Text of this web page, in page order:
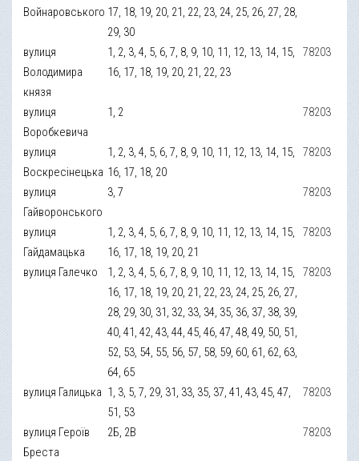
Войнаровського 17, 18, 19, 20, 21, 22, 23, 24, 25, 26, 27, 28,
29, 30
вулиця
Володимира
князя
1, 2, 3, 4, 5, 6, 7, 8, 9, 10, 11, 12, 13, 14, 15,
16, 17, 18, 19, 20, 21, 22, 23
78203
вулиця
Воробкевича
1, 2 78203
вулиця
Воскресінецька
1, 2, 3, 4, 5, 6, 7, 8, 9, 10, 11, 12, 13, 14, 15,
16, 17, 18, 20
78203
вулиця
Гайворонського
3, 7 78203
вулиця
Гайдамацька
1, 2, 3, 4, 5, 6, 7, 8, 9, 10, 11, 12, 13, 14, 15,
16, 17, 18, 19, 20, 21
78203
вулиця Галечко
1, 2, 3, 4, 5, 6, 7, 8, 9, 10, 11, 12, 13, 14, 15,
16, 17, 18, 19, 20, 21, 22, 23, 24, 25, 26, 27,
28, 29, 30, 31, 32, 33, 34, 35, 36, 37, 38, 39,
40, 41, 42, 43, 44, 45, 46, 47, 48, 49, 50, 51,
52, 53, 54, 55, 56, 57, 58, 59, 60, 61, 62, 63,
64, 65
78203
вулиця Галицька 1, 3, 5, 7, 29, 31, 33, 35, 37, 41, 43, 45, 47,
51, 53
78203
вулиця Героїв
Бреста
2Б, 2В 78203